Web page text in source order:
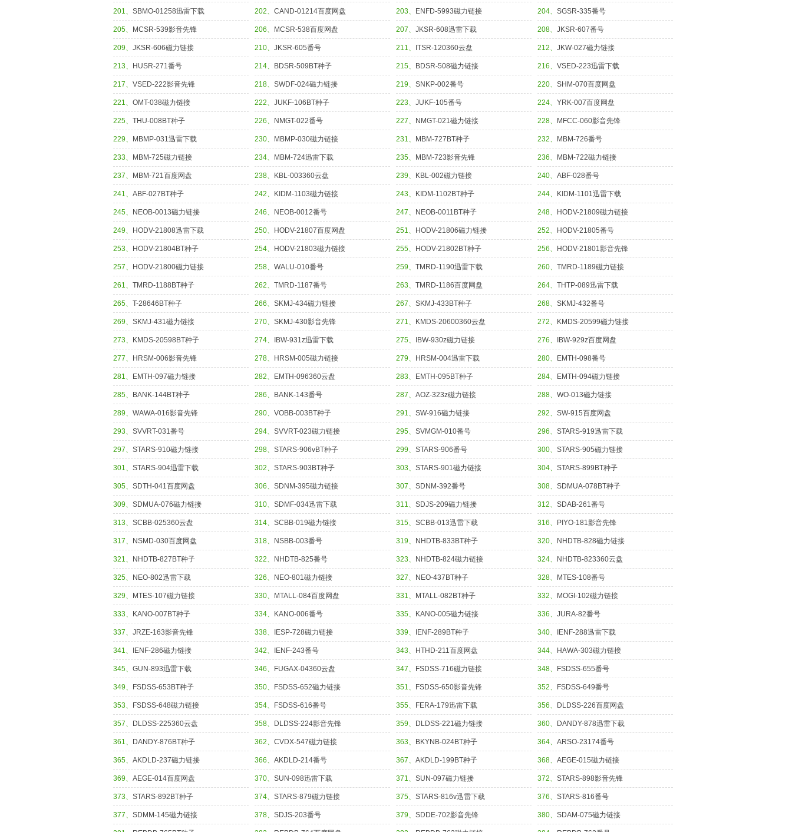
201、 SBMO-01258迅雷下载 202、 CAND-01214百度网盘 203、 ENFD-5993磁力链接 204、 SGSR-335番号
205、 MCSR-539影音先锋 206、 MCSR-538百度网盘 207、 JKSR-608迅雷下载 208、 JKSR-607番号
209、 JKSR-606磁力链接 210、 JKSR-605番号 211、 ITSR-120360云盘 212、 JKW-027磁力链接
213、 HUSR-271番号 214、 BDSR-509BT种子 215、 BDSR-508磁力链接 216、 VSED-223迅雷下载
217、 VSED-222影音先锋 218、 SWDF-024磁力链接 219、 SNKP-002番号 220、 SHM-070百度网盘
221、 OMT-038磁力链接 222、 JUKF-106BT种子 223、 JUKF-105番号 224、 YRK-007百度网盘
225、 THU-008BT种子 226、 NMGT-022番号 227、 NMGT-021磁力链接 228、 MFCC-060影音先锋
229、 MBMP-031迅雷下载 230、 MBMP-030磁力链接 231、 MBM-727BT种子 232、 MBM-726番号
233、 MBM-725磁力链接 234、 MBM-724迅雷下载 235、 MBM-723影音先锋 236、 MBM-722磁力链接
237、 MBM-721百度网盘 238、 KBL-003360云盘 239、 KBL-002磁力链接 240、 ABF-028番号
241、 ABF-027BT种子 242、 KIDM-1103磁力链接 243、 KIDM-1102BT种子 244、 KIDM-1101迅雷下载
245、 NEOB-0013磁力链接 246、 NEOB-0012番号 247、 NEOB-0011BT种子 248、 HODV-21809磁力链接
249、 HODV-21808迅雷下载 250、 HODV-21807百度网盘 251、 HODV-21806磁力链接 252、 HODV-21805番号
253、 HODV-21804BT种子 254、 HODV-21803磁力链接 255、 HODV-21802BT种子 256、 HODV-21801影音先锋
257、 HODV-21800磁力链接 258、 WALU-010番号 259、 TMRD-1190迅雷下载 260、 TMRD-1189磁力链接
261、 TMRD-1188BT种子 262、 TMRD-1187番号 263、 TMRD-1186百度网盘 264、 THTP-089迅雷下载
265、 T-28646BT种子 266、 SKMJ-434磁力链接 267、 SKMJ-433BT种子 268、 SKMJ-432番号
269、 SKMJ-431磁力链接 270、 SKMJ-430影音先锋 271、 KMDS-20600360云盘 272、 KMDS-20599磁力链接
273、 KMDS-20598BT种子 274、 IBW-931z迅雷下载 275、 IBW-930z磁力链接 276、 IBW-929z百度网盘
277、 HRSM-006影音先锋 278、 HRSM-005磁力链接 279、 HRSM-004迅雷下载 280、 EMTH-098番号
281、 EMTH-097磁力链接 282、 EMTH-096360云盘 283、 EMTH-095BT种子 284、 EMTH-094磁力链接
285、 BANK-144BT种子 286、 BANK-143番号 287、 AOZ-323z磁力链接 288、 WO-013磁力链接
289、 WAWA-016影音先锋 290、 VOBB-003BT种子 291、 SW-916磁力链接 292、 SW-915百度网盘
293、 SVVRT-031番号 294、 SVVRT-023磁力链接 295、 SVMGM-010番号 296、 STARS-919迅雷下载
297、 STARS-910磁力链接 298、 STARS-906vBT种子 299、 STARS-906番号 300、 STARS-905磁力链接
301、 STARS-904迅雷下载 302、 STARS-903BT种子 303、 STARS-901磁力链接 304、 STARS-899BT种子
305、 SDTH-041百度网盘 306、 SDNM-395磁力链接 307、 SDNM-392番号 308、 SDMUA-078BT种子
309、 SDMUA-076磁力链接 310、 SDMF-034迅雷下载 311、 SDJS-209磁力链接 312、 SDAB-261番号
313、 SCBB-025360云盘 314、 SCBB-019磁力链接 315、 SCBB-013迅雷下载 316、 PIYO-181影音先锋
317、 NSMD-030百度网盘 318、 NSBB-003番号 319、 NHDTB-833BT种子 320、 NHDTB-828磁力链接
321、 NHDTB-827BT种子 322、 NHDTB-825番号 323、 NHDTB-824磁力链接 324、 NHDTB-823360云盘
325、 NEO-802迅雷下载 326、 NEO-801磁力链接 327、 NEO-437BT种子 328、 MTES-108番号
329、 MTES-107磁力链接 330、 MTALL-084百度网盘 331、 MTALL-082BT种子 332、 MOGI-102磁力链接
333、 KANO-007BT种子 334、 KANO-006番号 335、 KANO-005磁力链接 336、 JURA-82番号
337、 JRZE-163影音先锋 338、 IESP-728磁力链接 339、 IENF-289BT种子 340、 IENF-288迅雷下载
341、 IENF-286磁力链接 342、 IENF-243番号 343、 HTHD-211百度网盘 344、 HAWA-303磁力链接
345、 GUN-893迅雷下载 346、 FUGAX-04360云盘 347、 FSDSS-716磁力链接 348、 FSDSS-655番号
349、 FSDSS-653BT种子 350、 FSDSS-652磁力链接 351、 FSDSS-650影音先锋 352、 FSDSS-649番号
353、 FSDSS-648磁力链接 354、 FSDSS-616番号 355、 FERA-179迅雷下载 356、 DLDSS-226百度网盘
357、 DLDSS-225360云盘 358、 DLDSS-224影音先锋 359、 DLDSS-221磁力链接 360、 DANDY-878迅雷下载
361、 DANDY-876BT种子 362、 CVDX-547磁力链接 363、 BKYNB-024BT种子 364、 ARSO-23174番号
365、 AKDLD-237磁力链接 366、 AKDLD-214番号 367、 AKDLD-199BT种子 368、 AEGE-015磁力链接
369、 AEGE-014百度网盘 370、 SUN-098迅雷下载 371、 SUN-097磁力链接 372、 STARS-898影音先锋
373、 STARS-892BT种子 374、 STARS-879磁力链接 375、 STARS-816v迅雷下载 376、 STARS-816番号
377、 SDMM-145磁力链接 378、 SDJS-203番号 379、 SDDE-702影音先锋 380、 SDAM-075磁力链接